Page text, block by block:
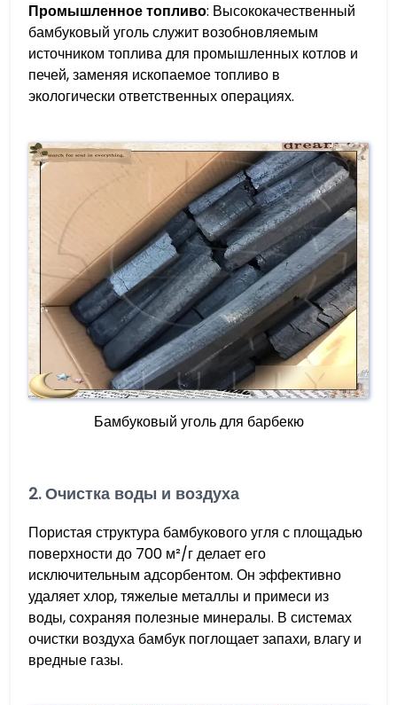
Промышленное топливо: Высококачественный
бамбуковый уголь служит возобновляемым
источником топлива для промышленных котлов и
печей, заменяя ископаемое топливо в
экологически ответственных операциях.
Бамбуковый уголь для барбекю
2. Очистка воды и воздуха
Пористая структура бамбукового угля с площадью
поверхности до 700 м²/г делает его
исключительным адсорбентом. Он эффективно
удаляет хлор, тяжелые металлы и примеси из
воды, сохраняя полезные минералы. В системах
очистки воздуха бамбук поглощает запахи, влагу и
вредные газы.